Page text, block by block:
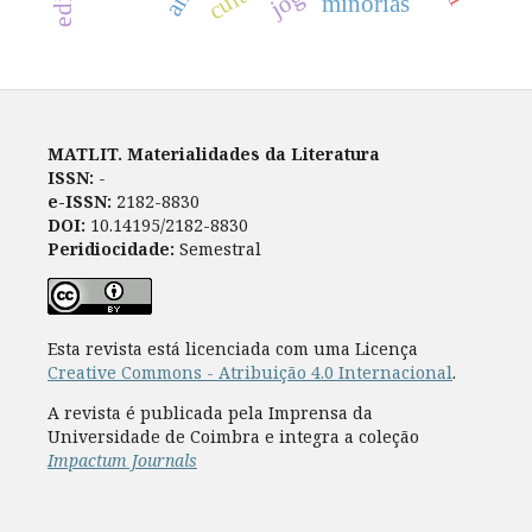
MATLIT. Materialidades da Literatura
ISSN: -
e-ISSN: 2182-8830
DOI: 10.14195/2182-8830
Peridiocidade: Semestral
Esta revista está licenciada com uma Licença
Creative Commons - Atribuição 4.0 Internacional.
A revista é publicada pela Imprensa da
Universidade de Coimbra e integra a coleção
Impactum Journals